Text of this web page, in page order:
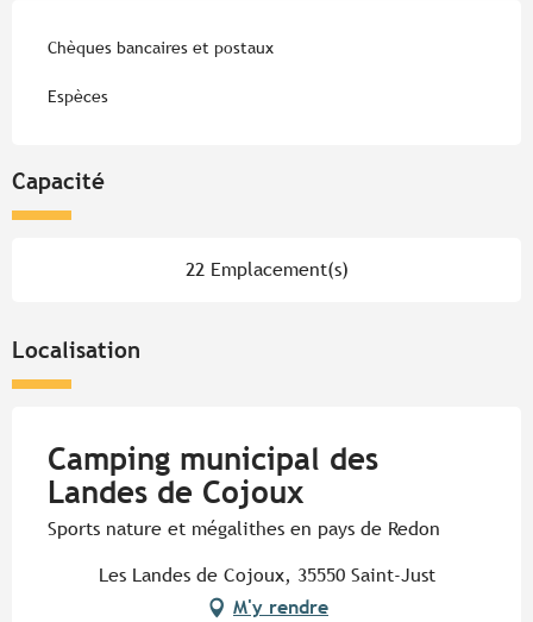
Chèques bancaires et postaux
Espèces
Capacité
22 Emplacement(s)
Localisation
Camping municipal des
Landes de Cojoux
Sports nature et mégalithes en pays de Redon
Les Landes de Cojoux, 35550 Saint-Just
M'y rendre